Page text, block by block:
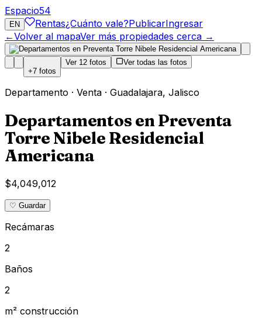
Espacio54
EN Rentas¿Cuánto vale?PublicarIngresar
←Volver al mapaVer más propiedades cerca →
+7 fotos
Ver 12 fotos Ver todas las fotos
Departamento · Venta · Guadalajara, Jalisco
Departamentos en Preventa
Torre Nibele Residencial
Americana
$4,049,012
♡ Guardar
Recámaras
2
Baños
2
m² construcción